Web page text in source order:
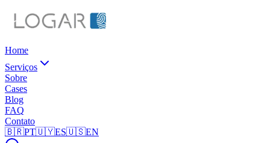
Home
Serviços
Sobre
Cases
Blog
FAQ
Contato
🇧🇷PT🇺🇾ES🇺🇸EN